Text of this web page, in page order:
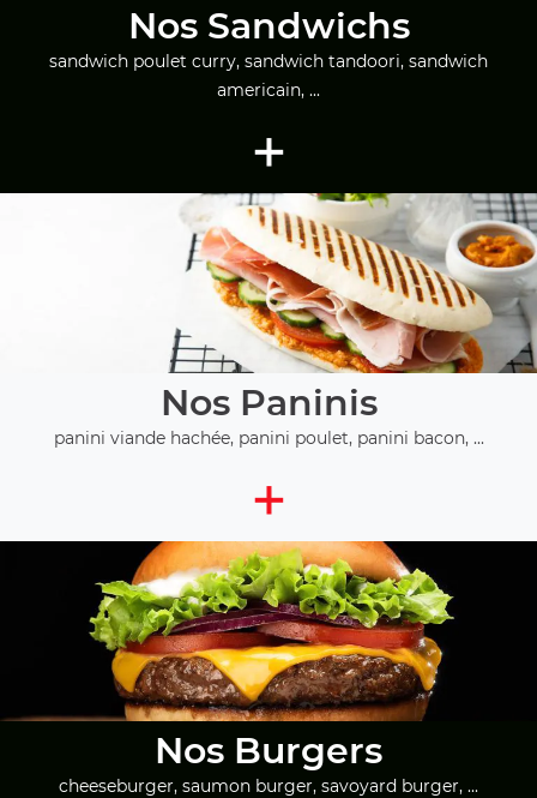
Nos Sandwichs
sandwich poulet curry, sandwich tandoori, sandwich
americain, ...
+
Nos Paninis
panini viande hachée, panini poulet, panini bacon, ...
+
Nos Burgers
cheeseburger, saumon burger, savoyard burger, ...